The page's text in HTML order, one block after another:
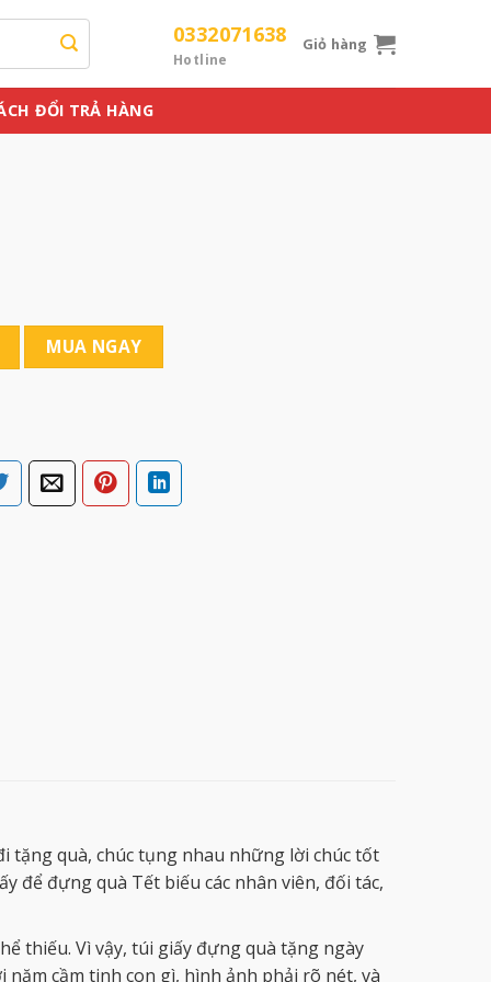
0332071638
Hotline
Giỏ hàng
ĐỔI TRẢ HÀNG
MUA NGAY
tặng quà, chúc tụng nhau những lời chúc tốt
để đựng quà Tết biếu các nhân viên, đối tác,
thiếu. Vì vậy, túi giấy đựng quà tặng ngày
cầm tinh con gì, hình ảnh phải rõ nét, và